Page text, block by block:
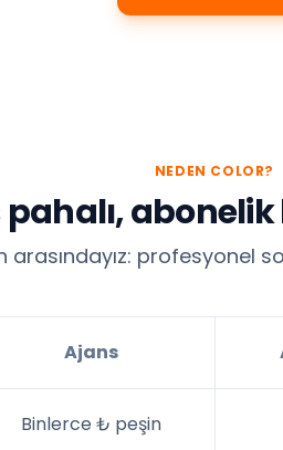
NEDEN COLOR?
arasındayız: profesyonel
Ajans
Binlerce ₺ peşin